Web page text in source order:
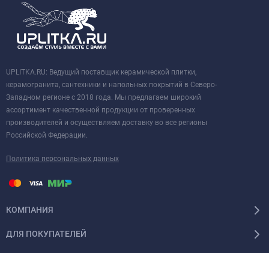
UPLITKA.RU: Ведущий поставщик керамической плитки,
керамогранита, сантехники и напольных покрытий в Северо-
Западном регионе с 2018 года. Мы предлагаем широкий
ассортимент качественной продукции от проверенных
производителей и осуществляем доставку во все регионы
Российской Федерации.
Политика персональных данных
КОМПАНИЯ
ДЛЯ ПОКУПАТЕЛЕЙ